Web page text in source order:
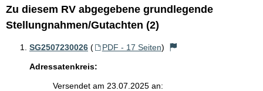
Zu diesem RV abgegebene grundlegende
Stellungnahmen/Gutachten (2)
SG2507230026 ( PDF - 17 Seiten)
Adressatenkreis:
Versendet am 23.07.2025 an: